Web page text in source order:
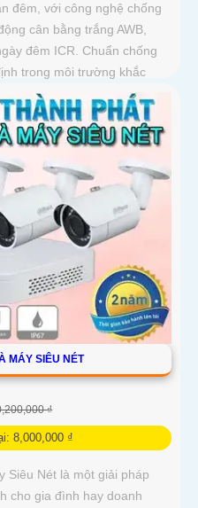
đêm, với công nghệ chống
cân bằng trắng AWB,
đêm ICR. Chuẩn chống
trong môi trường khắc
MÁY SIÊU NÉT
₫
8,000,000 ₫
Siêu Nét là một giải pháp
cho gia đình hay doanh